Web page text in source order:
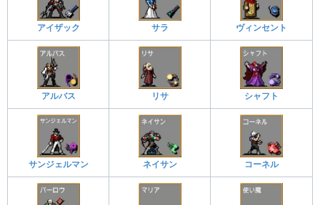
アイザック サラ ヴィンセント
アルバス リサ シャフト
サンジェルマン ネイサン コーネル